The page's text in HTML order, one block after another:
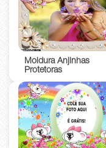
Moldura Anjinhas
Protetoras